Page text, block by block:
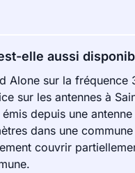
elle aussi
Alone sur la fréquence
sur les antennes à
depuis une antenne
dans une
couvrir